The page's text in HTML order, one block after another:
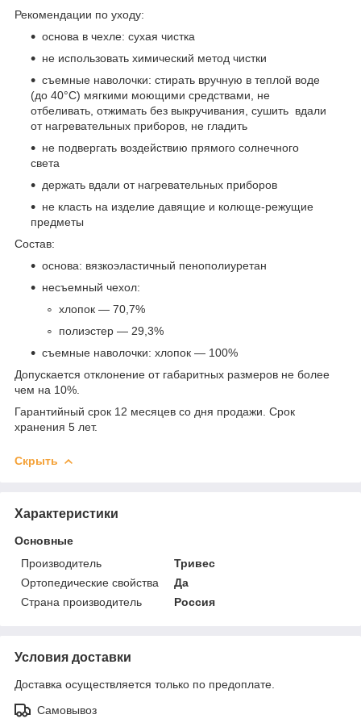
Рекомендации по уходу:
основа в чехле: сухая чистка
не использовать химический метод чистки
съемные наволочки: стирать вручную в теплой воде
(до 40°C) мягкими моющими средствами, не
отбеливать, отжимать без выкручивания, сушить вдали
от нагревательных приборов, не гладить
не подвергать воздействию прямого солнечного
света
держать вдали от нагревательных приборов
не класть на изделие давящие и колюще-режущие
предметы
Состав:
основа: вязкоэластичный пенополиуретан
несъемный чехол:
хлопок — 70,7%
полиэстер — 29,3%
съемные наволочки: хлопок — 100%
Допускается отклонение от габаритных размеров не более
чем на 10%.
Гарантийный срок 12 месяцев со дня продажи. Срок
хранения 5 лет.
Скрыть
Характеристики
Основные
Производитель
Тривес
Ортопедические свойства
Да
Страна производитель
Россия
Условия доставки
Доставка осуществляется только по предоплате.
Самовывоз